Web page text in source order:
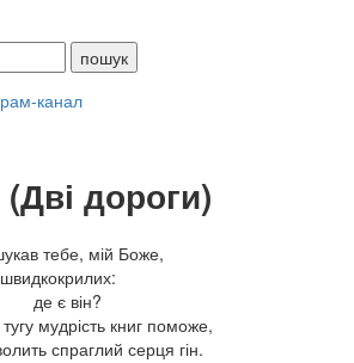
канал
дороги)
тебе, мій Боже,
швидкокрилих:
мудрість книг поможе,
спраглий серця гін.